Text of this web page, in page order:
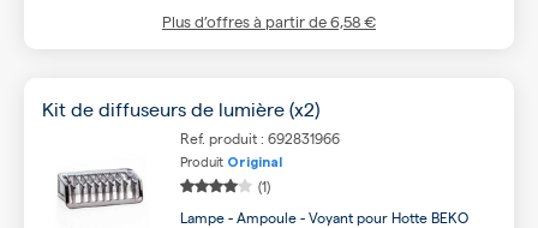
Plus d’offres à partir de6,58 €
Kit de diffuseurs de lumière (x2)
Ref. produit : 692831966
Produit Original
(1)
Lampe - Ampoule - Voyant pour Hotte BEKO